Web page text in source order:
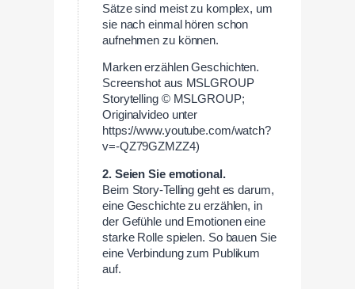
Sätze sind meist zu komplex, um
sie nach einmal hören schon
aufnehmen zu können.
Marken erzählen Geschichten.
Screenshot aus MSLGROUP
Storytelling © MSLGROUP;
Originalvideo unter
https://www.youtube.com/watch?
v=-QZ79GZMZZ4)
2. Seien Sie emotional.
Beim Story-Telling geht es darum,
eine Geschichte zu erzählen, in
der Gefühle und Emotionen eine
starke Rolle spielen. So bauen Sie
eine Verbindung zum Publikum
auf.